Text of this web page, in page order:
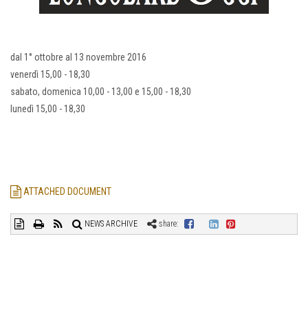
dal 1° ottobre al 13 novembre 2016
venerdì 15,00 - 18,30
sabato, domenica 10,00 - 13,00 e 15,00 - 18,30
lunedì 15,00 - 18,30
ATTACHED DOCUMENT
NEWS ARCHIVE share: